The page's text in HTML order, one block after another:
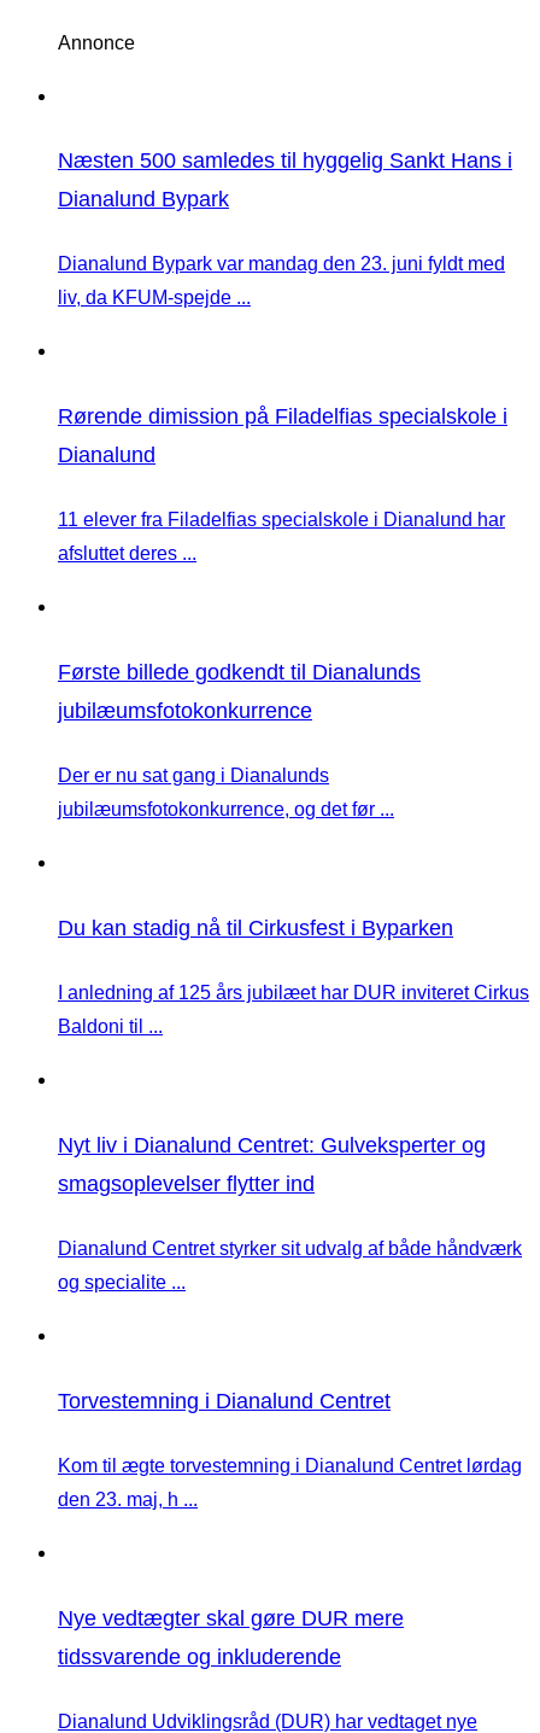
Annonce
Næsten 500 samledes til hyggelig Sankt Hans i
Dianalund Bypark
Dianalund Bypark var mandag den 23. juni fyldt med
liv, da KFUM-spejde ...
Rørende dimission på Filadelfias specialskole i
Dianalund
11 elever fra Filadelfias specialskole i Dianalund har
afsluttet deres ...
Første billede godkendt til Dianalunds
jubilæumsfotokonkurrence
Der er nu sat gang i Dianalunds
jubilæumsfotokonkurrence, og det før ...
Du kan stadig nå til Cirkusfest i Byparken
I anledning af 125 års jubilæet har DUR inviteret Cirkus
Baldoni til ...
Nyt liv i Dianalund Centret: Gulveksperter og
smagsoplevelser flytter ind
Dianalund Centret styrker sit udvalg af både håndværk
og specialite ...
Torvestemning i Dianalund Centret
Kom til ægte torvestemning i Dianalund Centret lørdag
den 23. maj, h ...
Nye vedtægter skal gøre DUR mere
tidssvarende og inkluderende
Dianalund Udviklingsråd (DUR) har vedtaget nye